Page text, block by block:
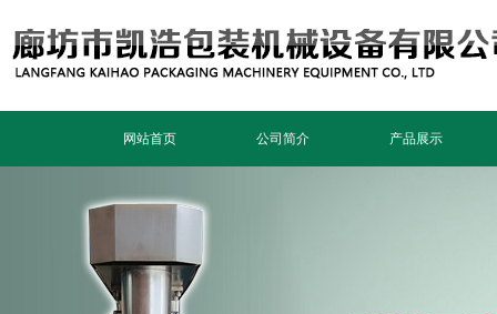
网站首页 公司简介 产品展示